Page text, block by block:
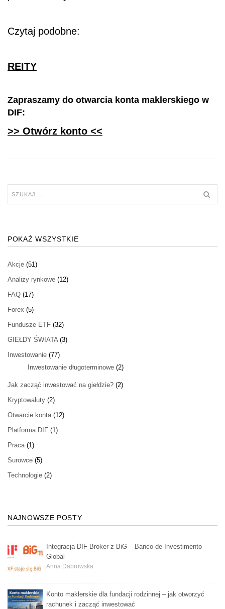
Czytaj podobne:
REITY
Zapraszamy do otwarcia konta maklerskiego w
DIF:
>> Otwórz konto <<
POKAŻ WSZYSTKIE
Akcje (51)
Analizy rynkowe (12)
FAQ (17)
Forex (5)
Fundusze ETF (32)
GIEŁDY ŚWIATA(3)
Inwestowanie (77)
Inwestowanie długoterminowe (2)
Jak zacząć inwestować na giełdzie? (2)
Kryptowaluty (2)
Otwarcie konta(12)
Platforma DIF (1)
Praca(1)
Surowce (5)
Technologie (2)
NAJNOWSZE POSTY
Integracja DIF Broker z BiG – Banco de Investimento
Global
Anna Dabrowska
Konto maklerskie dla fundacji rodzinnej – jak otworzyć
rachunek i zacząć inwestować